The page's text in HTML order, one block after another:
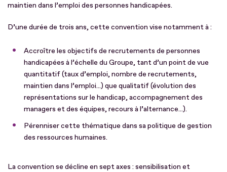
maintien dans l’emploi des personnes handicapées.
D’une durée de trois ans, cette convention vise notamment à :
Accroître les objectifs de recrutements de personnes
handicapées à l’échelle du Groupe, tant d’un point de vue
quantitatif (taux d’emploi, nombre de recrutements,
maintien dans l’emploi...) que qualitatif (évolution des
représentations sur le handicap, accompagnement des
managers et des équipes, recours à l’alternance...).
Pérenniser cette thématique dans sa politique de gestion
des ressources humaines.
La convention se décline en sept axes : sensibilisation et